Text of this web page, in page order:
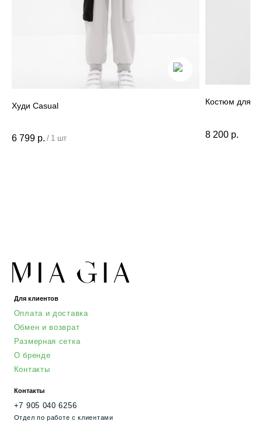
Худи Casual
6 799 р. / 1 шт
Костюм для
8 200 р.